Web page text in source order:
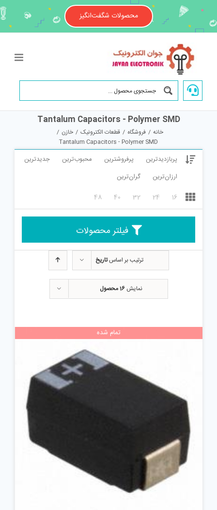
content
محصولات شگفت‌انگیز
Tantalum Capacitors - Polymer SMD
خانه / فروشگاه / قطعات الکترونیک / خازن /
Tantalum Capacitors - Polymer SMD
پربازدیدترین پرفروشترین محبوب‌ترین
جدیدترین
ارزان‌ترین
گران‌ترین
16
24
32
40
48
فیلتر محصولات
ترتیب بر اساستاریخ
نمایش16 محصول
تمام شده